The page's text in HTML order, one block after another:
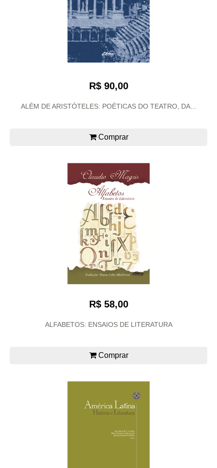
R$ 90,00
ALÉM DE ARISTÓTELES: POÉTICAS DO TEATRO, DA...
Comprar
R$ 58,00
ALFABETOS: ENSAIOS DE LITERATURA
Comprar